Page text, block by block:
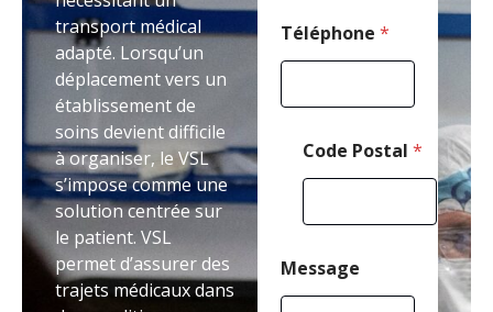
transport médical
adapté. Lorsqu’un
déplacement vers un
établissement de
soins devient difficile
à organiser, le VSL
s’impose comme une
solution centrée sur
le patient. VSL
permet d’assurer des
trajets médicaux dans
Téléphone *
e
Code Postal *
Message